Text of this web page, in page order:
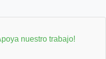
nuestro trabajo!